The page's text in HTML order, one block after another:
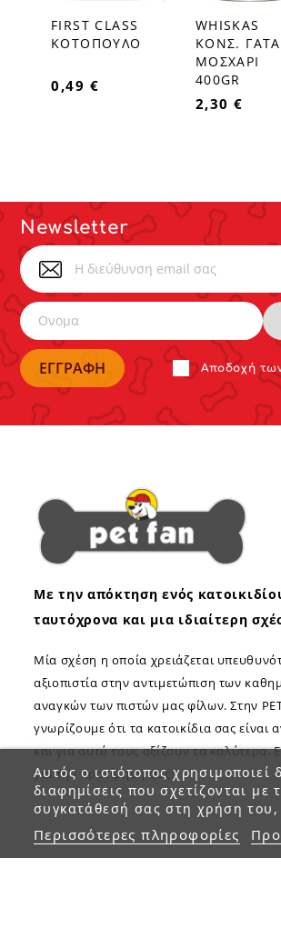
favorite_border
FIRST CLASS
ΚΟΤΟΠΟΥΛΟ
0,49 €
favorite_border
WHISKAS
ΚΟΝΣ.
ΜΟΣΧΑΡΙ
400GR
2,30 €
Newsletter
Αποδoχή
Με την απόκτηση ενός
ταυτόχρονα και μια ιδιαίτερη
Μία σχέση η οποία χρειάζεται
αξιοπιστία στην αντιμετώπιση των
αναγκών των πιστών μας φίλων. Στην
γνωρίζουμε ότι τα κατοικίδια σας είναι
και για αυτό τους αξίζουν τα καλύτερα.
για την προτίμηση σας!
Αυτός ο ιστότοπος χρησιμοποιεί
διαφημίσεις που σχετίζονται με
συγκατάθεσή σας στη χρήση
Περισσότερες πληροφορίες